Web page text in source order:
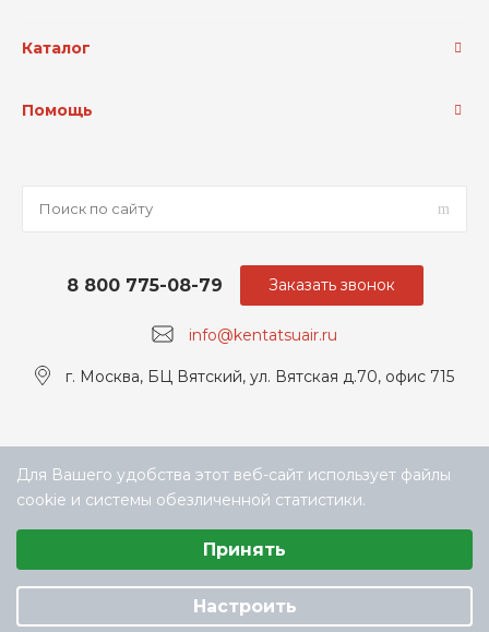
Каталог
Помощь
info@kentatsuair.ru
8 800 775-08-79
г. Москва, БЦ Вятский, ул. Вятская д.70, офис 715
Заказать звонок
дилер Kentatsu в РФ
Для Вашего удобства этот веб-сайт использует файлы
cookie и системы обезличенной статистики.
Принять
Настроить